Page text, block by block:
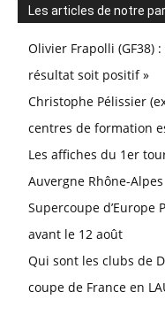
Les articles de notre
Olivier Frapolli (GF38)
résultat soit positif »
Christophe Pélissier
centres de formation
Les affiches du 1er
Auvergne Rhône-Alpes
Supercoupe d’Europe
avant le 12 août
Qui sont les clubs de
coupe de France en